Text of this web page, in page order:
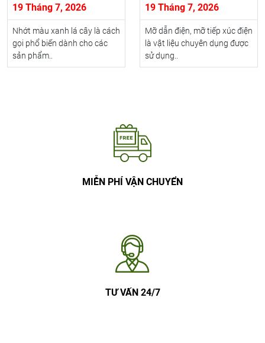
19 Tháng 7, 2026
Nhớt màu xanh lá cây là cách
gọi phổ biến dành cho các
sản phẩm..
19 Tháng 7, 2026
Mỡ dẫn điện, mỡ tiếp xúc điện
là vật liệu chuyên dụng được
sử dụng..
MIỄN PHÍ VẬN CHUYỂN
TƯ VẤN 24/7